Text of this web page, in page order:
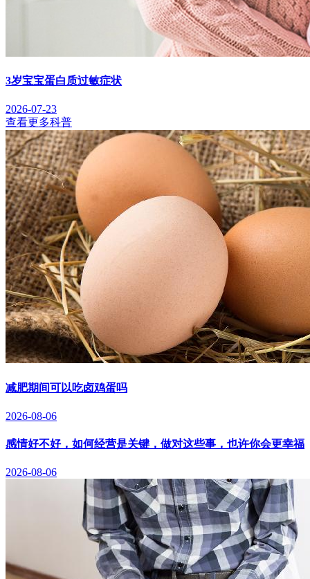
3岁宝宝蛋白质过敏症状
2026-07-23
查看更多科普
减肥期间可以吃卤鸡蛋吗
2026-08-06
感情好不好，如何经营是关键，做对这些事，也许你会更幸福
2026-08-06